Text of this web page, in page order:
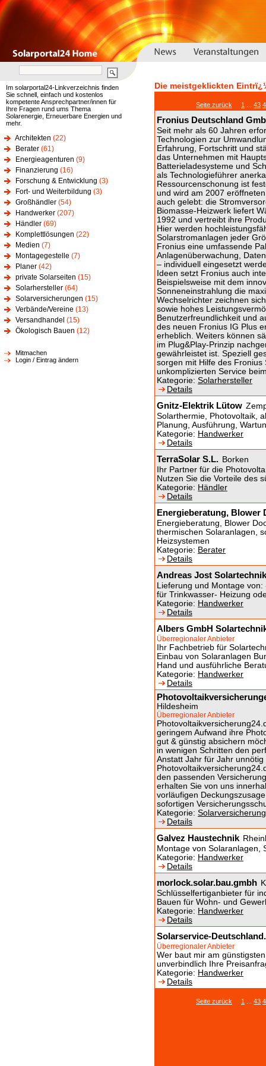
Im solarportal24-Linkverzeichnis finden
Sie schnell, einfach und kostenlos
kompetente Ansprechpartner/innen für
Ihre Fragen rund ums Thema
Solarenergie, Erneuerbare Energien und
mehr.
Architekten (22)
Berater (61)
Energieagenturen (9)
Finanzierung (16)
Forschung & Entwicklung (3)
Fort- und Weiterbildung (3)
Großhändler (54)
Handwerker (207)
Händler (69)
Komplettlösungen (22)
Medien (7)
Montagegestelle (7)
Planer (42)
private Solarseiten (15)
Solarhersteller (64)
Solarversicherungen (15)
Verbände/Vereine (13)
Versandhandel (15)
Ökologisch Bauen (12)
Mitmachen
Login / Eintrag ändern
Die meistgeklickten
Seite zurück 1 43
Fronius Deutschland
Seit mehr als 60 Jahren
Technologien zur
Erfahrung, Fortschritt und
das Unternehmen mit
Batterieladesysteme und
als Technologieführer
Ressourcenschonung ist
und wird am 2007
auch gelebt: die
Biomasse-Heizwerk liefert
1992 und vertreibt ihre
Hier werden
Solarstromanlagen jeder
Fronius eine umfassende
Anlagenüberwachung,
– individuell eingesetzt
Ideen setzt Fronius auch
Beispielsweise mit dem
Sonneneinstrahlung die
Wechselrichter zeichnen
sowie hohes
Benutzerfreundlichkeit und
des neuen Fronius IG Plus
erheblich. Weiters können
im Plug&Play-Prinzip
gewährleistet ist. Speziell
sorgen mit Hilfe des
unkomplizierten Service
Kategorie: Solarhersteller
Details
Gnitz-Elektrik Lütow
Solarthermie, Photovoltaik,
Planung, Ausführung,
Kategorie: Handwerker
Details
TerraSolar S.L. Borken
Ihr Partner für die
Nutzen Sie die Vorteile des
Kategorie: Händler
Details
Energieberatung, Blower
Energieberatung, Blower
thermischen Solaranlagen,
Heizsystemen
Kategorie: Berater
Details
Andreas Jost Solartechnik
Lieferung und Montage
für Trinkwasser- Heizung
Kategorie: Handwerker
Details
Albers GmbH
Überregionaler Anbieter
Ihr Fachbetrieb für
Einbau von Solaranlagen
Hand und ausführliche
Kategorie: Handwerker
Details
Hildesheim
Überregionaler Anbieter
geringem Aufwand ihre
gut & günstig absichern
in wenigen Schritten den
Anstatt Jahr für Jahr
den passenden
erhalten Sie von uns
vorläufigen
sofortigen
Kategorie:
Details
Galvez Haustechnik
Montage von Solaranlagen,
Kategorie: Handwerker
Details
morlock.solar.bau.gmbh
Schlüsselfertiganbieter für
Bauen für Wohn- und
Kategorie: Handwerker
Details
Solarservice-
Überregionaler Anbieter
Wer baut mir am
unverbindlich Ihre
Kategorie: Handwerker
Details
Seite zurück 1 43